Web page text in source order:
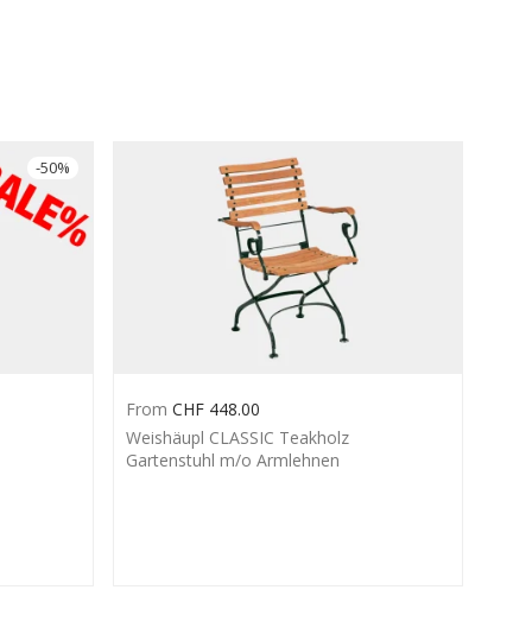
-50%
Weishäupl CLASSIC Teakholz
Gartenstuhl m/o Armlehnen
From CHF 448.00